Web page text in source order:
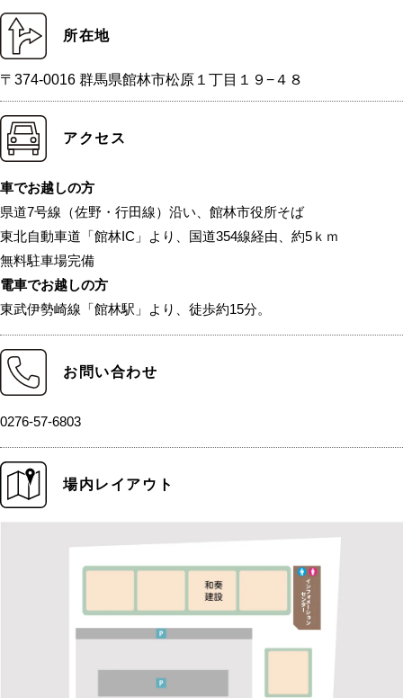
所在地
〒374-0016 群馬県館林市松原１丁目１９−４８
アクセス
車でお越しの方
県道7号線（佐野・行田線）沿い、館林市役所そば
東北自動車道「館林IC」より、国道354線経由、約5ｋｍ
無料駐車場完備
電車でお越しの方
東武伊勢崎線「館林駅」より、徒歩約15分。
お問い合わせ
0276-57-6803
場内レイアウト